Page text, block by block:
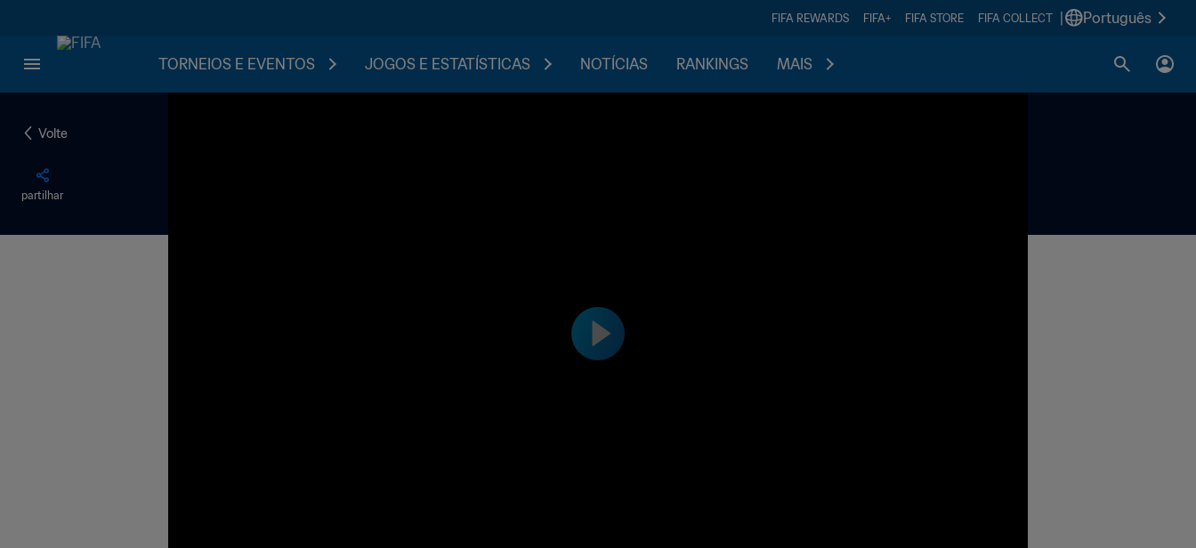
FIFA REWARDS FIFA+ FIFA STORE FIFA COLLECT Português
TORNEIOS E EVENTOS JOGOS E ESTATÍSTICAS NOTÍCIAS RANKINGS MAIS
Volte
partilhar